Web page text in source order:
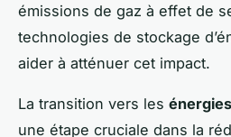
émissions de gaz à effet de
technologies de stockage
aider à atténuer cet impact.
La transition vers les
une étape cruciale dans la